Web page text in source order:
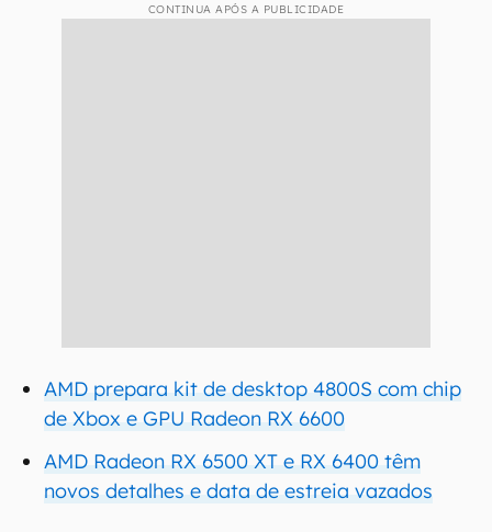
CONTINUA APÓS A PUBLICIDADE
AMD prepara kit de desktop 4800S com chip
de Xbox e GPU Radeon RX 6600
AMD Radeon RX 6500 XT e RX 6400 têm
novos detalhes e data de estreia vazados